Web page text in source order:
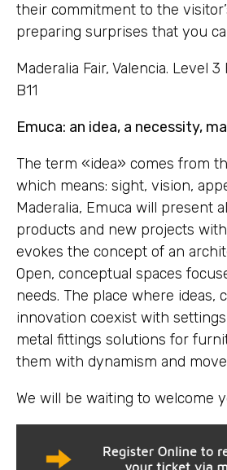
their commitment to the
preparing surprises that you
Maderalia Fair, Valencia. Level
B11
Emuca: an idea, a necessity,
The term «idea» comes from
which means: sight, vision,
Maderalia, Emuca will present
products and new projects
evokes the concept of an
Open, conceptual spaces
needs. The place where ideas,
innovation coexist with
metal fittings solutions for
them with dynamism and
We will be waiting to welcome